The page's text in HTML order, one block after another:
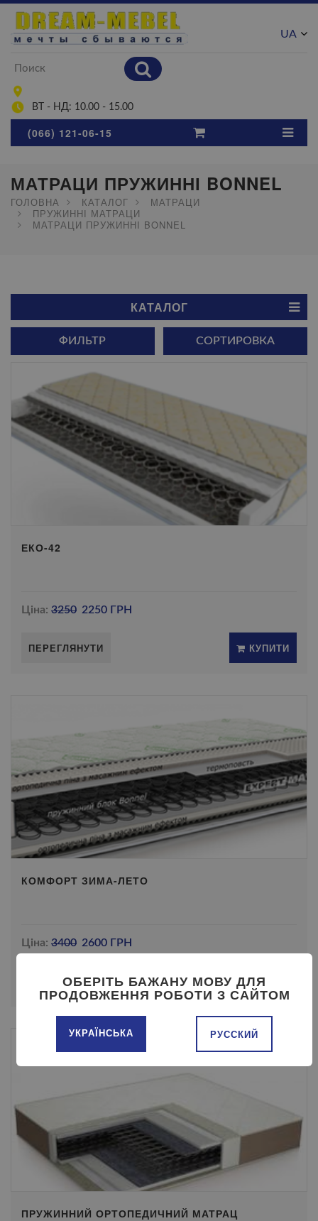
ВТ - НД: 10.00 - 15.00
UA
(066) 121-06-15
МАТРАЦИ ПРУЖИННІ BONNEL
ГОЛОВНА КАТАЛОГ
МАТРАЦИ
ПРУЖИННІ МАТРАЦИ
МАТРАЦИ ПРУЖИННІ BONNEL
КАТАЛОГ
ФИЛЬТР СОРТИРОВКА
ЕКО-42
Ціна: 3250 2250 ГРН
ПЕРЕГЛЯНУТИ КУПИТИ
КОМФОРТ ЗИМА-ЛЕТО
Ціна: 3400 2600 ГРН
ПЕРЕГЛЯНУТИ КУПИТИ
ПРУЖИННИЙ ОРТОПЕДИЧНИЙ МАТРАЦ
ОБЕРІТЬ БАЖАНУ МОВУ ДЛЯ
ПРОДОВЖЕННЯ РОБОТИ З САЙТОМ
УКРАЇНСЬКА РУССКИЙ